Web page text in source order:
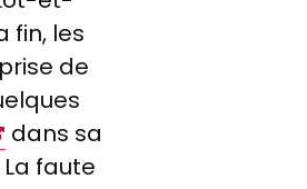
fin, les
de
dans sa
faute